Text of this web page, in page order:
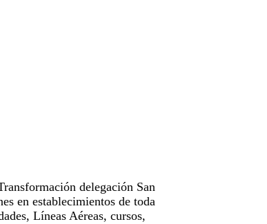
delegación San
en establecimientos de toda
Líneas Aéreas, cursos,